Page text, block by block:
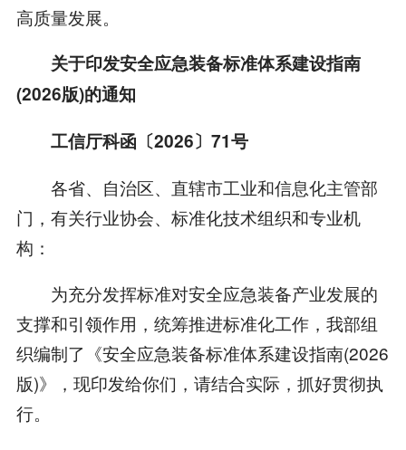
高质量发展。
关于印发安全应急装备标准体系建设指南
(2026版)的通知
工信厅科函〔2026〕71号
各省、自治区、直辖市工业和信息化主管部
门，有关行业协会、标准化技术组织和专业机
构：
为充分发挥标准对安全应急装备产业发展的
支撑和引领作用，统筹推进标准化工作，我部组
织编制了《安全应急装备标准体系建设指南(2026
版)》，现印发给你们，请结合实际，抓好贯彻执
行。